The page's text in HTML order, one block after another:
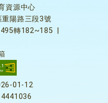
資源中心
陽路三段3號
轉182~185
01-12
4441036